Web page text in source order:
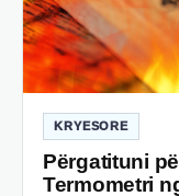
KRYESORE
Përgatituni
Termometri